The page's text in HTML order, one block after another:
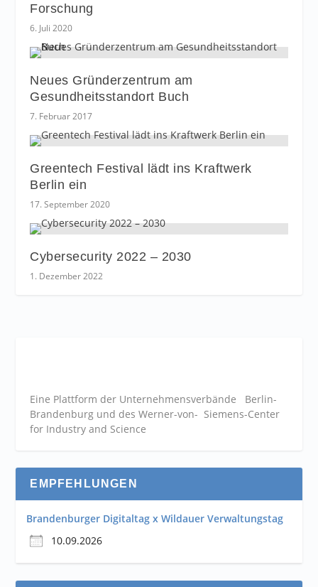
Forschung
6. Juli 2020
Neues Gründerzentrum am
Gesundheitsstandort Buch
7. Februar 2017
Greentech Festival lädt ins Kraftwerk
Berlin ein
17. September 2020
Cybersecurity 2022 – 2030
1. Dezember 2022
Eine Plattform der Unternehmensverbände Berlin-
Brandenburg und des Werner-von- Siemens-Center
for Industry and Science
EMPFEHLUNGEN
Brandenburger Digitaltag x Wildauer Verwaltungstag
10.09.2026